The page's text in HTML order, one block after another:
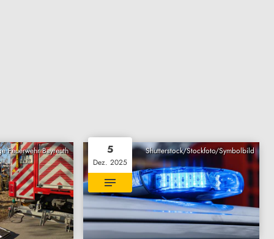
Feuerwehr Bayreuth Shutterstock/Stockfoto/Symbolbild
5
Dez. 2025